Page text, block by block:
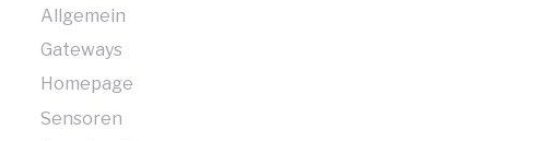
Allgemein
Gateways
Homepage
Sensoren